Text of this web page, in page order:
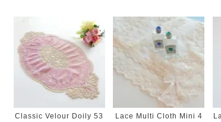
Classic Velour Doily 53
Lace Multi Cloth Mini 4